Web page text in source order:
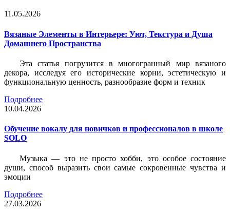
11.05.2026
Вязаные Элементы в Интерьере: Уют, Текстура и Душа
Домашнего Пространства
Эта статья погрузится в многогранный мир вязаного
декора, исследуя его исторические корни, эстетическую и
функциональную ценность, разнообразие форм и техник
Подробнее
10.04.2026
Обучение вокалу для новичков и профессионалов в школе
SOLO
Музыка — это не просто хобби, это особое состояние
души, способ выразить свои самые сокровенные чувства и
эмоции
Подробнее
27.03.2026